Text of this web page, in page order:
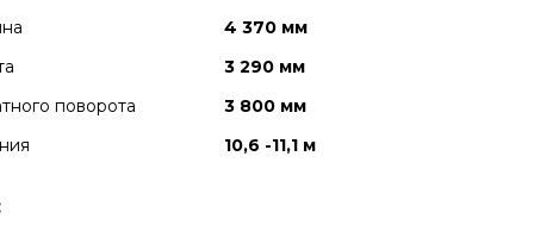
4 370 мм
3 290 мм
поворота
3 800 мм
10,6 -11,1 м